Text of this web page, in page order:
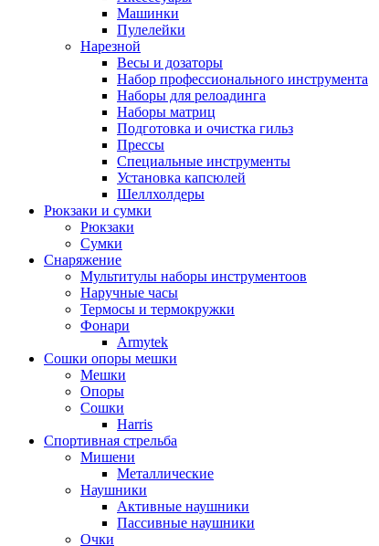
Машинки
Пулелейки
Нарезной
Весы и дозаторы
Набор профессионального инструмента
Наборы для релоадинга
Наборы матриц
Подготовка и очистка гильз
Прессы
Специальные инструменты
Установка капсюлей
Шеллхолдеры
Рюкзаки и сумки
Рюкзаки
Сумки
Снаряжение
Мультитулы наборы инструментоов
Наручные часы
Термосы и термокружки
Фонари
Armytek
Сошки опоры мешки
Мешки
Опоры
Сошки
Harris
Спортивная стрельба
Мишени
Металлические
Наушники
Активные наушники
Пассивные наушники
Очки